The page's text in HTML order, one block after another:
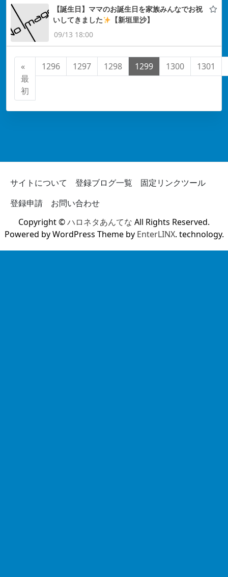
【誕生日】ママのお誕生日を家族みんなでお祝
いしてきました
【新垣里沙】
09/13 18:00
«
最
初
1296 1297 1298 1299 1300 1301
サイトについて 登録ブログ一覧
固定リンクツール
登録申請
お問い合わせ
Copyright ©ハロネタあんてな All Rights Reserved.
Powered by WordPress Theme by EnterLINX. technology.